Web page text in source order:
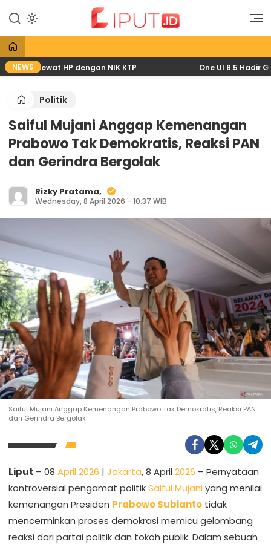
konten
Liput
Liputan Digital
NEWS
lewat HP dengan NIK KTP One UI 8.5 Hadir
Politik
Saiful Mujani Anggap Kemenangan
Prabowo Tak Demokratis, Reaksi PAN
dan Gerindra Bergolak
Rizky Pratama,
Wednesday, 8 April 2026 - 10:37 WIB
Saiful Mujani Anggap Kemenangan Prabowo Tak Demokratis, Reaksi PAN
dan Gerindra Bergolak
Liput – 08 April 2026 | Jakarta, 8 April 2026 – Pernyataan
kontroversial pengamat politikSaiful Mujaniyang menilai
kemenangan Presiden Prabowo Subianto tidak
mencerminkan proses demokrasi memicu gelombang
reaksi dari partai politik dan tokoh publik. Dalam sebuah